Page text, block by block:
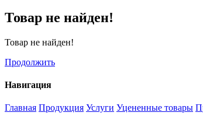
Товар не найден!
Товар не найден!
Продолжить
Навигация
Главная Продукция Услуги Уцененные товары